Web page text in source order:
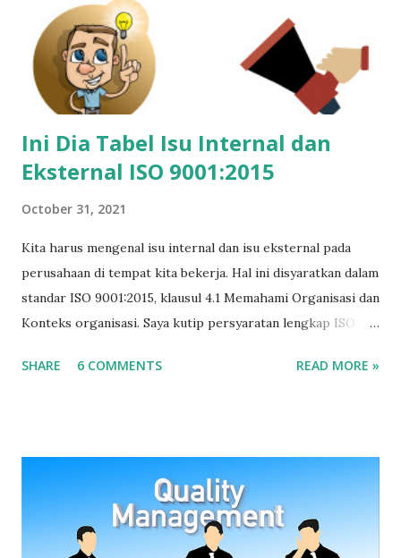
sistem manajemen mutu berbasis ISO 9001 versi 2015.
Ini Dia Tabel Isu Internal dan
Eksternal ISO 9001:2015
October 31, 2021
Kita harus mengenal isu internal dan isu eksternal pada
perusahaan di tempat kita bekerja. Hal ini disyaratkan dalam
standar ISO 9001:2015, klausul 4.1 Memahami Organisasi dan
Konteks organisasi. Saya kutip persyaratan lengkap ISO
Memahami organisasi dan konteksnya Organisasi harus
meninjau informasi tentang isu internal dan eksternal.
Sumber: SNI ISO 9001:2015
SHARE 6 COMMENTS READ MORE »